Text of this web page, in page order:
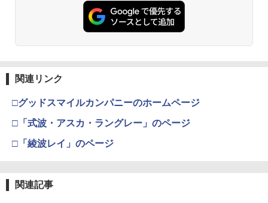
関連リンク
□グッドスマイルカンパニーのホームページ
□「式波・アスカ・ラングレー」のページ
□「綾波レイ」のページ
関連記事